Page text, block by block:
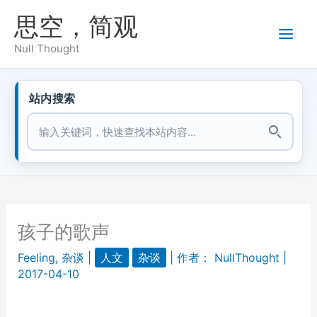
思空，简观
Null Thought
站内搜索
站内搜索
孩子的歌声
Feeling, 杂谈 人文 杂谈 | 作者： NullThought
2017-04-10